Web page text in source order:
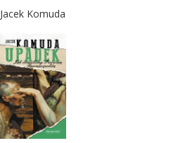
Jacek Komuda